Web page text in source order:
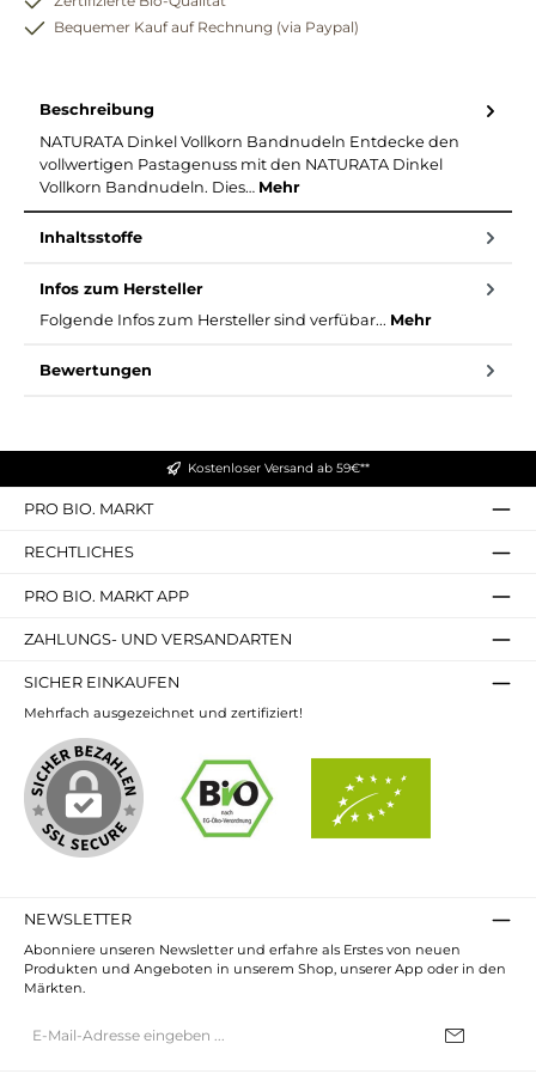
Bequemer Kauf auf Rechnung (via Paypal)
Beschreibung
NATURATA Dinkel Vollkorn Bandnudeln Entdecke den
vollwertigen Pastagenuss mit den NATURATA Dinkel
Vollkorn Bandnudeln. Dies… Mehr
Inhaltsstoffe
Infos zum Hersteller
Folgende Infos zum Hersteller sind verfübar... Mehr
Bewertungen
Kostenloser Versand ab 59€**
PRO BIO. MARKT
RECHTLICHES
PRO BIO. MARKT APP
ZAHLUNGS- UND VERSANDARTEN
SICHER EINKAUFEN
Mehrfach ausgezeichnet und zertifiziert!
NEWSLETTER
Abonniere unseren Newsletter und erfahre als Erstes von neuen
Produkten und Angeboten in unserem Shop, unserer App oder in den
Märkten.
Mail-